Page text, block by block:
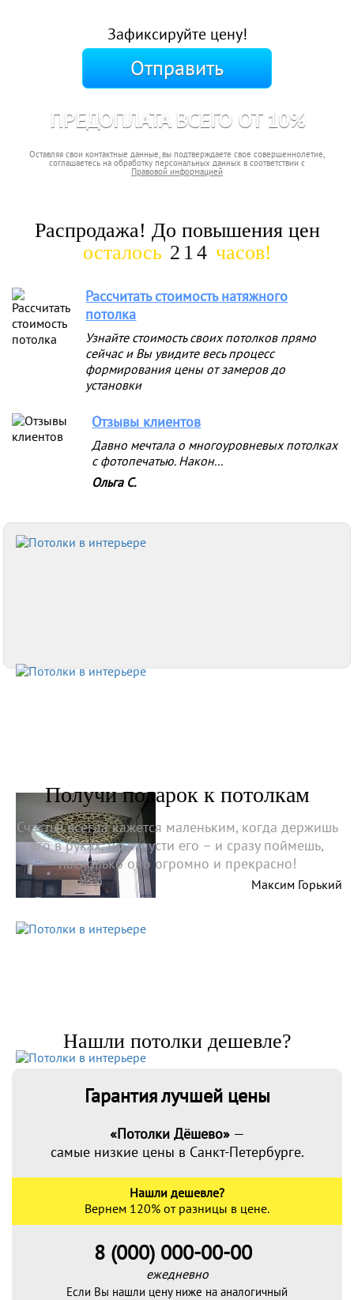
Зафиксируйте цену!
Отправить
ПРЕДОПЛАТА ВСЕГО ОТ 10%
Оставляя свои контактные данные, вы подтверждаете свое совершеннолетие,
соглашаетесь на обработку персональных данных в соответствии с
Правовой информацией
Распродажа! До повышения цен
осталось 214 часов!
Рассчитать стоимость натяжного
потолка
Узнайте стоимость своих потолков прямо
сейчас и Вы увидите весь процесс
формирования цены от замеров до
установки
Отзывы клиентов
Давно мечтала о многоуровневых потолках
с фотопечатью. Након...
Ольга С.
Получи подарок к потолкам
Счастье всегда кажется маленьким, когда держишь
его в руках, но отпусти его – и сразу поймешь,
насколько оно огромно и прекрасно!
Максим Горький
Нашли потолки дешевле?
Гарантия лучшей цены
«Потолки Дёшево»—
самые низкие цены в Санкт-Петербурге.
Нашли дешевле?
Вернем 120% от разницы в цене.
8 (000) 000-00-00
ежедневно
Если Вы нашли цену ниже на аналогичный